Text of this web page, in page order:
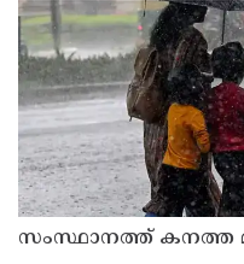
സംസ്ഥാനത്ത് കനത്ത